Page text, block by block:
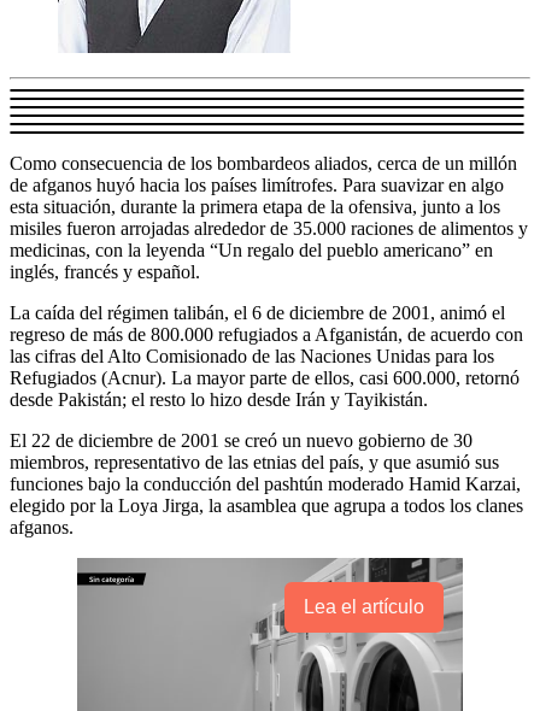
Como consecuencia de los bombardeos aliados, cerca de un millón
de afganos huyó hacia los países limítrofes. Para suavizar en algo
esta situación, durante la primera etapa de la ofensiva, junto a los
misiles fueron arrojadas alrededor de 35.000 raciones de alimentos y
medicinas, con la leyenda “Un regalo del pueblo americano” en
inglés, francés y español.
La caída del régimen talibán, el 6 de diciembre de 2001, animó el
regreso de más de 800.000 refugiados a Afganistán, de acuerdo con
las cifras del Alto Comisionado de las Naciones Unidas para los
Refugiados (Acnur). La mayor parte de ellos, casi 600.000, retornó
desde Pakistán; el resto lo hizo desde Irán y Tayikistán.
El 22 de diciembre de 2001 se creó un nuevo gobierno de 30
miembros, representativo de las etnias del país, y que asumió sus
funciones bajo la conducción del pashtún moderado Hamid Karzai,
elegido por la Loya Jirga, la asamblea que agrupa a todos los clanes
afganos.
Lea el artículo